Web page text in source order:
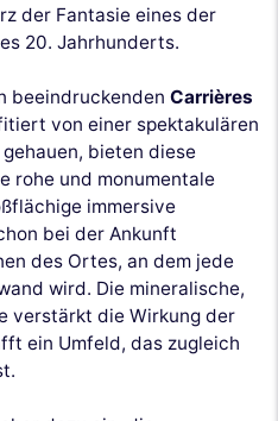
der Fantasie eines der
20. Jahrhunderts.
beeindruckenden Carrières
von einer spektakulären
bieten diese
rohe und monumentale
immersive
bei der Ankunft
des Ortes, an dem jede
wird. Die mineralische,
verstärkt die Wirkung der
ein Umfeld, das zugleich